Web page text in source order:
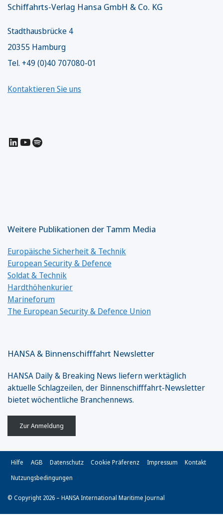
Schiffahrts-Verlag Hansa GmbH & Co. KG
Stadthausbrücke 4
20355 Hamburg
Tel. +49 (0)40 707080-01
Kontaktieren Sie uns
LinkedIn
YouTube
Spotify
Weitere Publikationen der Tamm Media
Europäische Sicherheit & Technik
European Security & Defence
Soldat & Technik
Hardthöhenkurier
Marineforum
The European Security & Defence Union
HANSA & Binnenschifffahrt Newsletter
HANSA Daily & Breaking News liefern werktäglich
aktuelle Schlagzeilen, der Binnenschifffahrt-Newsletter
bietet wöchentliche Branchennews.
Zur Anmeldung
© Copyright 2026 – HANSA International Maritime Journal
Hilfe AGB Datenschutz Cookie Präferenz Impressum
Kontakt
Nutzungsbedingungen